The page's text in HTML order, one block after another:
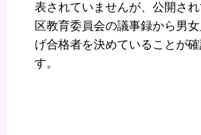
表されていませんが、公開さ
区教育委員会の議事録から男
げ合格者を決めていることが
す。